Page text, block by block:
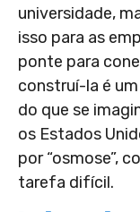
universidade,
isso para as
ponte para
construí-la é
do que se
os Estados
por “osmose”,
tarefa difícil.